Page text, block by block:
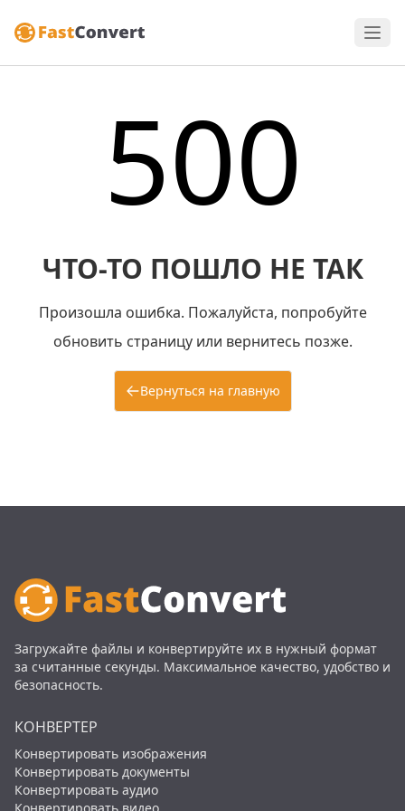
500
ЧТО-ТО ПОШЛО НЕ ТАК
Произошла ошибка. Пожалуйста, попробуйте
обновить страницу или вернитесь позже.
Вернуться на главную
Загружайте файлы и конвертируйте их в нужный формат
за считанные секунды. Максимальное качество, удобство и
безопасность.
КОНВЕРТЕР
Конвертировать изображения
Конвертировать документы
Конвертировать аудио